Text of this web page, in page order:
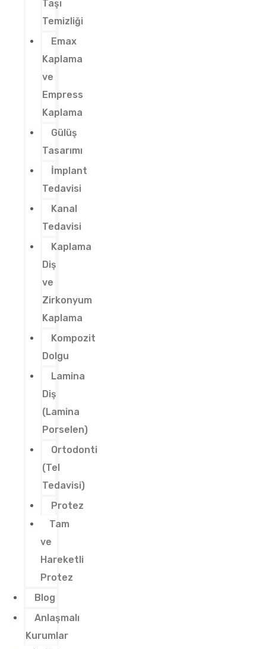
Taşı
Temizliği
Emax
Kaplama
ve
Empress
Kaplama
Gülüş
Tasarımı
İmplant
Tedavisi
Kanal
Tedavisi
Kaplama
Diş
ve
Zirkonyum
Kaplama
Kompozit
Dolgu
Lamina
Diş
(Lamina
Porselen)
Ortodonti
(Tel
Tedavisi)
Protez
Tam
ve
Hareketli
Protez
Blog
Anlaşmalı
Kurumlar